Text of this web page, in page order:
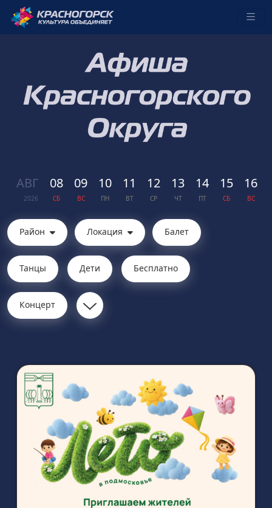
АВГ
2026
08
СБ
09
ВС
10
ПН
11
ВТ
12
СР
13
ЧТ
14
ПТ
15
СБ
16
ВС
Район Локация Балет
Танцы Дети Бесплатно
Концерт